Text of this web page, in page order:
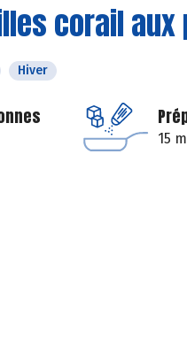
corail
Hiver
15